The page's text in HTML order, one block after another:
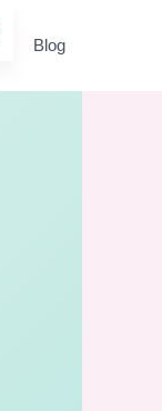
Blog